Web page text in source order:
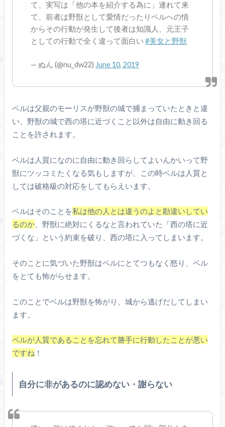
て、実写は「他の本を紹介する為に」連れて来
て、前者は野獣として愛情だったりベルへの情
からその行動が発生して後者は知識人、元王子
としての行動で全く違って面白い#美女と野獣
— ぬん (@nu_dw22)June 10, 2019
ベルは父親のモーリスが野獣の城で捕まっていたときと違
い、野獣の城で西の塔に近づくこと以外は自由に動き回る
ことを許されます。
ベルは人質になのに自由に動き回らしてよいんかいって野
獣にツッコミたくなる気もしますが、この時ベルは人質と
しては破格級の対応をしてもらえいます。
ベルはそのことを私は他の人とは違うのよと勘違いしてい
るのか、野獣に絶対にくるなと言われていた「西の塔に近
づくな」という約束を破り、西の塔に入ってしまいます。
そのことに気づいた野獣はベルにとてつもなく怒り、ベル
をとても怖がらせます。
このことでベルは野獣を怖がり、城から逃げだしてしまい
ます。
ベルが人質であることを忘れて勝手に行動したことが悪い
ですね ！
自分に非があるのに認めない・謝らない